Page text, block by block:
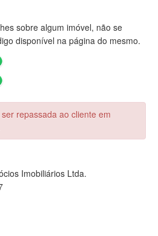
sobre algum imóvel, não se
disponível na página do mesmo.
repassada ao cliente em
Imobiliários Ltda.